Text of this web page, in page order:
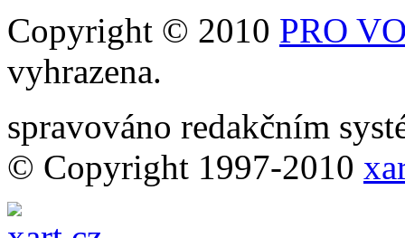
Copyright © 2010 PRO
vyhrazena.
spravováno redakčním
© Copyright 1997-2010